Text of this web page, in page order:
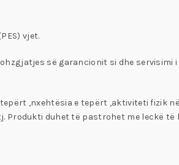
vjet.
së garancionit si dhe servisimi i
,nxehtësia e tepërt ,aktiviteti fizik në
Produkti duhet të pastrohet me leckë të